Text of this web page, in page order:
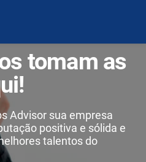
tomam as
Advisor sua empresa
positiva e sólida e
talentos do